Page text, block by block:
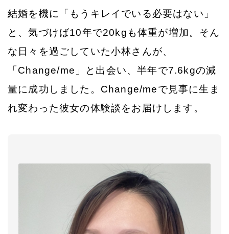
結婚を機に「もうキレイでいる必要はない」
と、気づけば10年で20kgも体重が増加。そん
な日々を過ごしていた小林さんが、
「Change/me」と出会い、半年で7.6kgの減
量に成功しました。Change/meで見事に生ま
れ変わった彼女の体験談をお届けします。